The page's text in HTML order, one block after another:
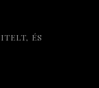
ÉS